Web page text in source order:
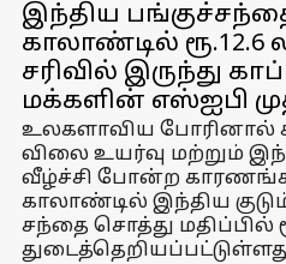
இந்திய
காலாண்டில் ரூ.12.6
சரிவில் இருந்து
மக்களின் எஸ்ஐபி
உலகளாவிய
விலை உயர்வு மற்றும்
வீழ்ச்சி போன்ற
காலாண்டில் இந்திய
சந்தை சொத்து மதிப்பில்